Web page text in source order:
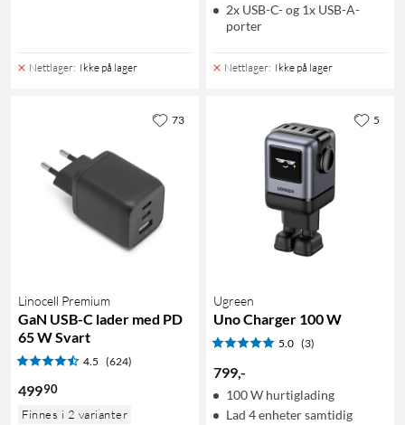
Nettlager: Ikke på lager
2x USB-C- og 1x USB-A-
porter
Nettlager: Ikke på lager
Linocell Premium
GaN USB-C lader med PD
65 W Svart
4.5 (624)
49990
Finnes i 2 varianter
73
Ugreen
Uno Charger 100 W
5.0 (3)
799,-
100 W hurtiglading
Lad 4 enheter samtidig
5